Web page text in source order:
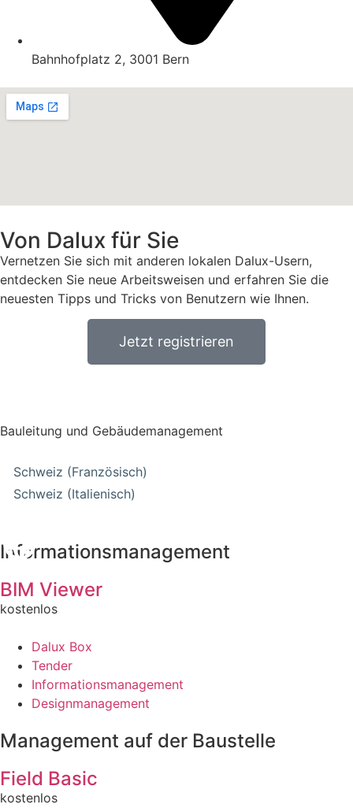
Bahnhofplatz 2, 3001 Bern
Von Dalux für Sie
Vernetzen Sie sich mit anderen lokalen Dalux-Usern,
entdecken Sie neue Arbeitsweisen und erfahren Sie die
neuesten Tipps und Tricks von Benutzern wie Ihnen.
Jetzt registrieren
Bauleitung und Gebäudemanagement
Schweiz (Französisch)
Schweiz (Italienisch)
Informationsmanagement
BIM Viewer
kostenlos
Dalux Box
Tender
Informationsmanagement
Designmanagement
Management auf der Baustelle
Field Basic
kostenlos